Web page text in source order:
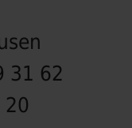
31 62
20